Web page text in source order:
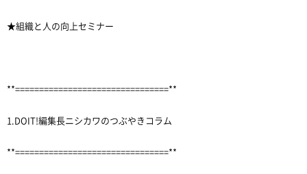
★組織と人の向上セミナー
**================================**
1.DOIT!編集長ニシカワのつぶやきコラム
**================================**